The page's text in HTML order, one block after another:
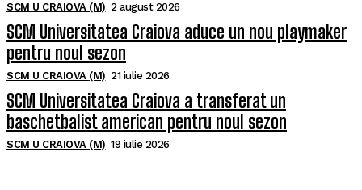
SCM U CRAIOVA (M) 2 august 2026
SCM Universitatea Craiova aduce un nou playmaker
pentru noul sezon
SCM U CRAIOVA (M) 21 iulie 2026
SCM Universitatea Craiova a transferat un
baschetbalist american pentru noul sezon
SCM U CRAIOVA (M) 19 iulie 2026